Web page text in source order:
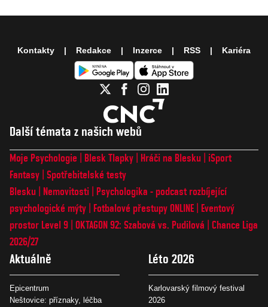
Další témata z našich webů
Moje Psychologie Blesk Tlapky Hráči na Blesku
iSport
Fantasy Spotřebitelské testy
Blesku
Nemovitosti
Psychologika - podcast rozbíjející
psychologické mýty
Fotbalové přestupy ONLINE
Eventový
prostor Level 9 OKTAGON 92: Szabová vs. Pudilová
Chance Liga
2026/27
Aktuálně
Epicentrum
Neštovice: příznaky, léčba
Léto 2026
Karlovarský filmový festival
2026
Kontakty Redakce Inzerce RSS Kariéra